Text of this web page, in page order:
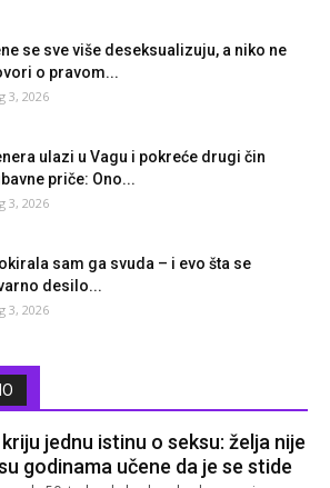
se sve više deseksualizuju, a niko ne
o pravom...
3, 2026
ulazi u Vagu i pokreće drugi čin
priče: Ono...
3, 2026
sam ga svuda – i evo šta se
desilo...
3, 2026
jednu istinu o seksu: želja nije
godinama učene da je se stide